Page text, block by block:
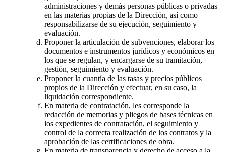
administraciones y demás personas públicas o privadas
en las materias propias de la Dirección, así como
responsabilizarse de su ejecución, seguimiento y
evaluación.
Proponer la articulación de subvenciones, elaborar los
documentos e instrumentos jurídicos y económicos en
los que se regulan, y encargarse de su tramitación,
gestión, seguimiento y evaluación.
Proponer la cuantía de las tasas y precios públicos
propios de la Dirección y efectuar, en su caso, la
liquidación correspondiente.
En materia de contratación, les corresponde la
redacción de memorias y pliegos de bases técnicas en
los expedientes de contratación, el seguimiento y
control de la correcta realización de los contratos y la
aprobación de las certificaciones de obra.